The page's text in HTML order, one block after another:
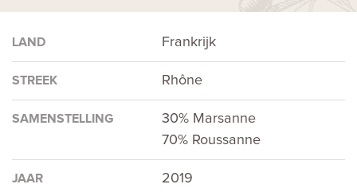
LAND Frankrijk
STREEK Rhône
SAMENSTELLING
30% Marsanne
70% Roussanne
JAAR 2019